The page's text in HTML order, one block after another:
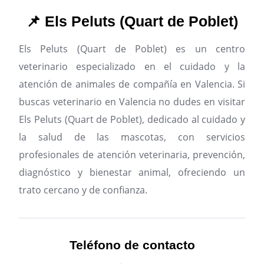
📌 Els Peluts (Quart de Poblet)
Els Peluts (Quart de Poblet) es un centro
veterinario especializado en el cuidado y la
atención de animales de compañía en Valencia. Si
buscas veterinario en Valencia no dudes en visitar
Els Peluts (Quart de Poblet), dedicado al cuidado y
la salud de las mascotas, con servicios
profesionales de atención veterinaria, prevención,
diagnóstico y bienestar animal, ofreciendo un
trato cercano y de confianza.
Teléfono de contacto